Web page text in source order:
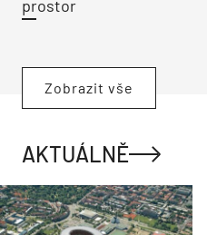
prostor
Zobrazit vše
AKTUÁLNĚ